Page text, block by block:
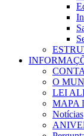
O
LEI
MAPA
Notícias